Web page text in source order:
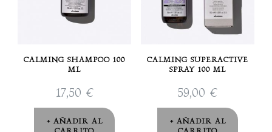
CALMING SHAMPOO 100
ML
17,50 €
AÑADIR AL
CALMING SUPERACTIVE
SPRAY 100 ML
59,00 €
AÑADIR AL